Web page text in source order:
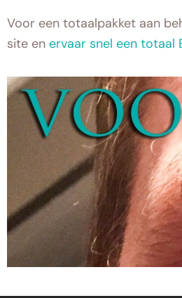
Voor een totaalpakket aan
site en ervaar snel een totaal